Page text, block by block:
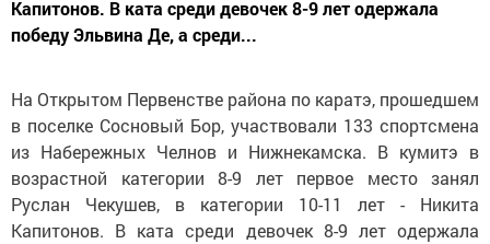
Капитонов. В ката среди девочек 8-9 лет одержала
победу Эльвина Де, а среди...
На Открытом Первенстве района по каратэ, прошедшем
в поселке Сосновый Бор, участвовали 133 спортсмена
из Набережных Челнов и Нижнекамска. В кумитэ в
возрастной категории 8-9 лет первое место занял
Руслан Чекушев, в категории 10-11 лет - Никита
Капитонов. В ката среди девочек 8-9 лет одержала